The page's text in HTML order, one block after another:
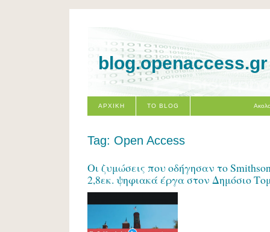
blog.openaccess.gr
ΑΡΧΙΚΗ ΤΟ BLOG
Tag: Open Access
Οι ζυμώσεις που οδήγησαν το
2,8εκ. ψηφιακά έργα στον Δημόσιο